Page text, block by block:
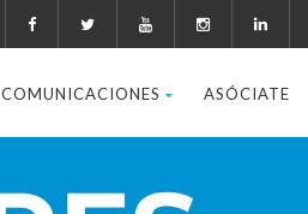
COMUNICACIONES ASÓCIATE